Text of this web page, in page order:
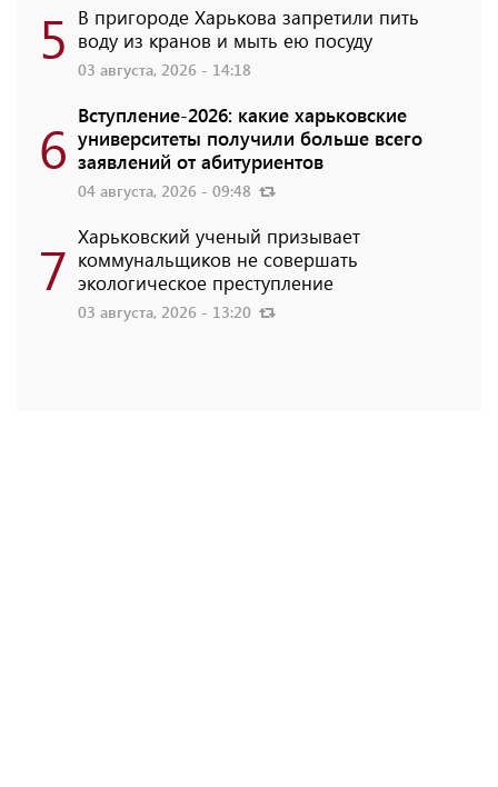
5 В пригороде Харькова запретили пить
воду из кранов и мыть ею посуду
03 августа, 2026 - 14:18
6 Вступление-2026: какие харьковские
университеты получили больше всего
заявлений от абитуриентов
04 августа, 2026 - 09:48
7 Харьковский ученый призывает
коммунальщиков не совершать
экологическое преступление
03 августа, 2026 - 13:20